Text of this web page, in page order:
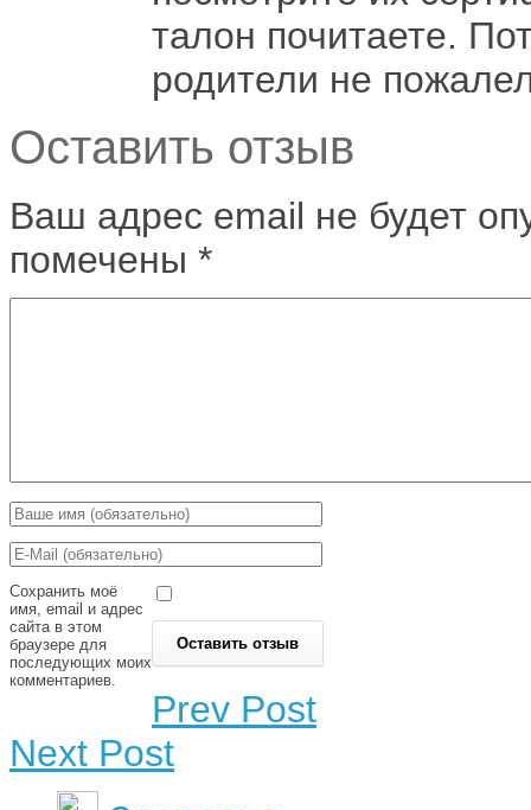
талон почитаете.
родители не
Оставить отзыв
Ваш адрес email не будет
помечены *
Сохранить моё
имя, email и адрес
сайта в этом
браузере для
последующих моих
комментариев.
Prev Post
Next Post